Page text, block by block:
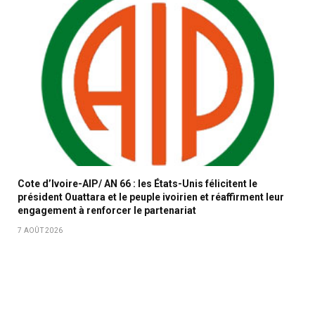
Cote d’Ivoire-AIP/ AN 66 : les États-Unis félicitent le
président Ouattara et le peuple ivoirien et réaffirment leur
engagement à renforcer le partenariat
7 AOÛT 2026